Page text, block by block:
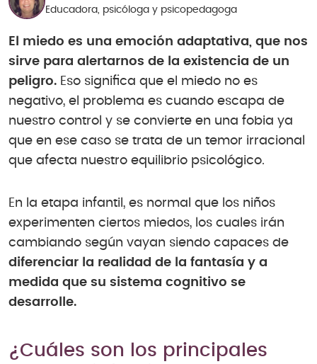
Educadora, psicóloga y psicopedagoga
El miedo es una emoción adaptativa, que nos
sirve para alertarnos de la existencia de un
peligro. Eso significa que el miedo no es
negativo, el problema es cuando escapa de
nuestro control y se convierte en una fobia ya
que en ese caso se trata de un temor irracional
que afecta nuestro equilibrio psicológico.
En la etapa infantil, es normal que los niños
experimenten ciertos miedos, los cuales irán
cambiando según vayan siendo capaces de
diferenciar la realidad de la fantasía y a
medida que su sistema cognitivo se
desarrolle.
¿Cuáles son los principales